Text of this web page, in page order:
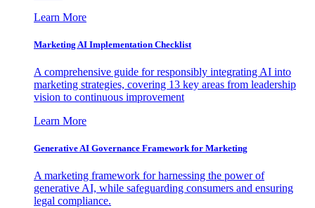
Learn More
Marketing AI Implementation Checklist
A comprehensive guide for responsibly integrating AI into
marketing strategies, covering 13 key areas from leadership
vision to continuous improvement
Learn More
Generative AI Governance Framework for Marketing
A marketing framework for harnessing the power of
generative AI, while safeguarding consumers and ensuring
legal compliance.